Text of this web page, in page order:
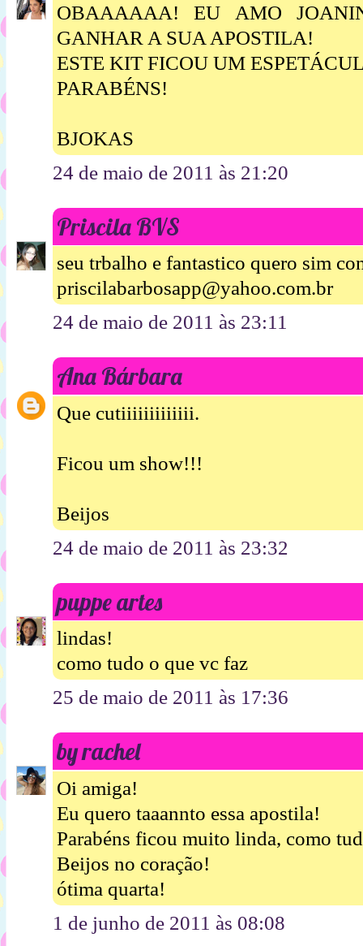
OBAAAAAA! EU AMO
GANHAR A SUA APOSTILA!
ESTE KIT FICOU UM
PARABÉNS!
BJOKAS
24 de maio de 2011 às 21:20
Priscila BVS
seu trbalho e fantastico quero sim
priscilabarbosapp@yahoo.com.br
24 de maio de 2011 às 23:11
Ana Bárbara
Que cutiiiiiiiiiiiii.
Ficou um show!!!
Beijos
24 de maio de 2011 às 23:32
puppe artes
lindas!
como tudo o que vc faz
25 de maio de 2011 às 17:36
by rachel
Oi amiga!
Eu quero taaannto essa apostila!
Parabéns ficou muito linda, como
Beijos no coração!
ótima quarta!
1 de junho de 2011 às 08:08